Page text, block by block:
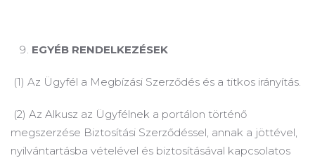
EGYÉB RENDELKEZÉSEK
(1) Az Ügyfél a Megbízási Szerződés és a titkos irányítás.
(2) Az Alkusz az Ügyfélnek a portálon történő
megszerzése Biztosítási Szerződéssel, annak a jöttével,
nyilvántartásba vételével és biztosításával kapcsolatos